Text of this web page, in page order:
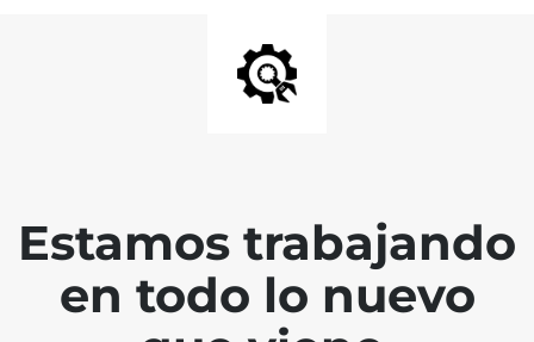
Estamos trabajando
en todo lo nuevo